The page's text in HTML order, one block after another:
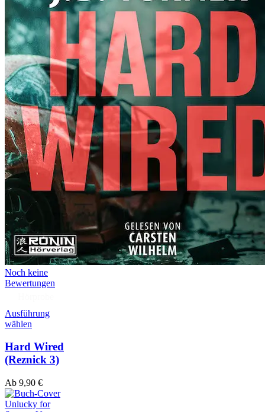
Noch keine
Bewertungen
Ausführung
wählen
Hard Wired
(Reznick 3)
Ab 9,90 €